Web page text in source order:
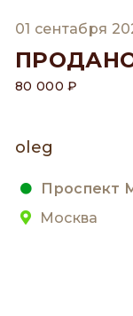
01 сентабря
80 000 ₽
oleg
Проспект
Москва